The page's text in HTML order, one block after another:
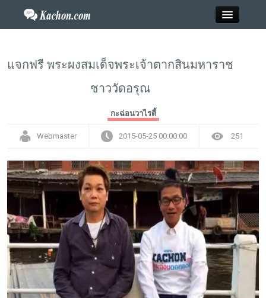
วาไรตี้
ไลฟ์สไตล์
สังคมออนไลน์
พระดอทกะฉ่อน
แจกฟรี พระผงสมเด็จพระเจ้าตากสินมหาราช
ชาววัดอรุณ
กะฉ่อนวาไรตี้
Webmaster 2015-05-25 00:00:00 251